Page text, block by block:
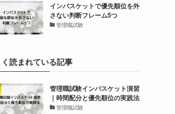
インバスケットで優先順位を外
さない判断フレーム5つ
管理職試験
く読まれている記事
管理職試験インバスケット演習
｜時間配分と優先順位の実践法
管理職試験